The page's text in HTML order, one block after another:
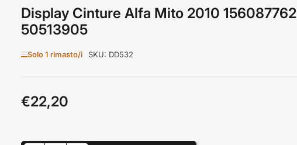
Display Cinture Alfa Mito 2010 156087762
50513905
Solo 1 rimasto/i SKU: DD532
Prezzo
standard
€22,20